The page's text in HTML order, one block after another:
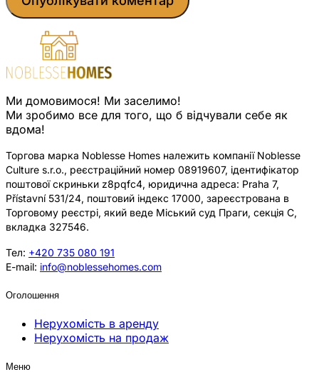
Ми домовимося! Ми заселимо!
Ми зробимо все для того, що б відчували себе як
вдома!
Торгова марка Noblesse Homes належить компанії Noblesse
Culture s.r.o., реєстраційний номер 08919607, ідентифікатор
поштової скриньки z8pqfc4, юридична адреса: Praha 7,
Přístavní 531/24, поштовий індекс 17000, зареєстрована в
Торговому реєстрі, який веде Міський суд Праги, секція C,
вкладка 327546.
Тел: +420 735 080 191
E-mail: info@noblessehomes.com
Оголошення
Нерухомість в аренду
Нерухомість на продаж
Меню